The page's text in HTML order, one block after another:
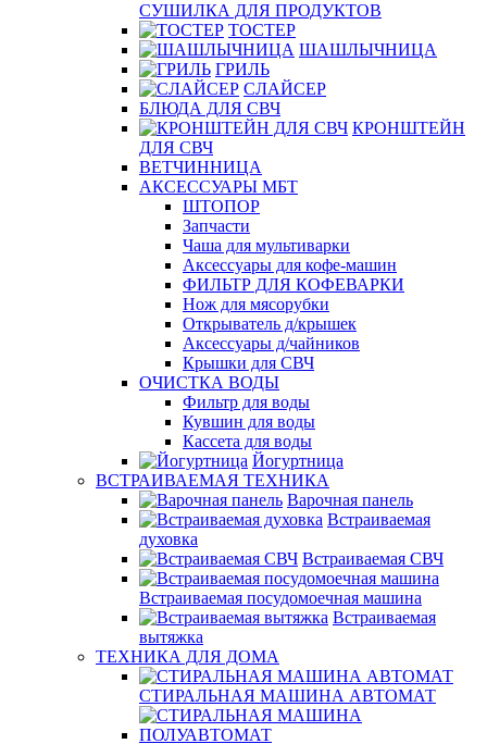
СУШИЛКА ДЛЯ ПРОДУКТОВ
ТОСТЕР
ШАШЛЫЧНИЦА
ГРИЛЬ
СЛАЙСЕР
БЛЮДА ДЛЯ СВЧ
КРОНШТЕЙН
ДЛЯ СВЧ
ВЕТЧИННИЦА
АКСЕССУАРЫ МБТ
ШТОПОР
Запчасти
Чаша для мультиварки
Аксессуары для кофе-машин
ФИЛЬТР ДЛЯ КОФЕВАРКИ
Нож для мясорубки
Открыватель д/крышек
Аксессуары д/чайников
Крышки для СВЧ
ОЧИСТКА ВОДЫ
Фильтр для воды
Кувшин для воды
Кассета для воды
Йогуртница
ВСТРАИВАЕМАЯ ТЕХНИКА
Варочная панель
Встраиваемая
духовка
Встраиваемая СВЧ
Встраиваемая посудомоечная машина
Встраиваемая
вытяжка
ТЕХНИКА ДЛЯ ДОМА
СТИРАЛЬНАЯ МАШИНА АВТОМАТ